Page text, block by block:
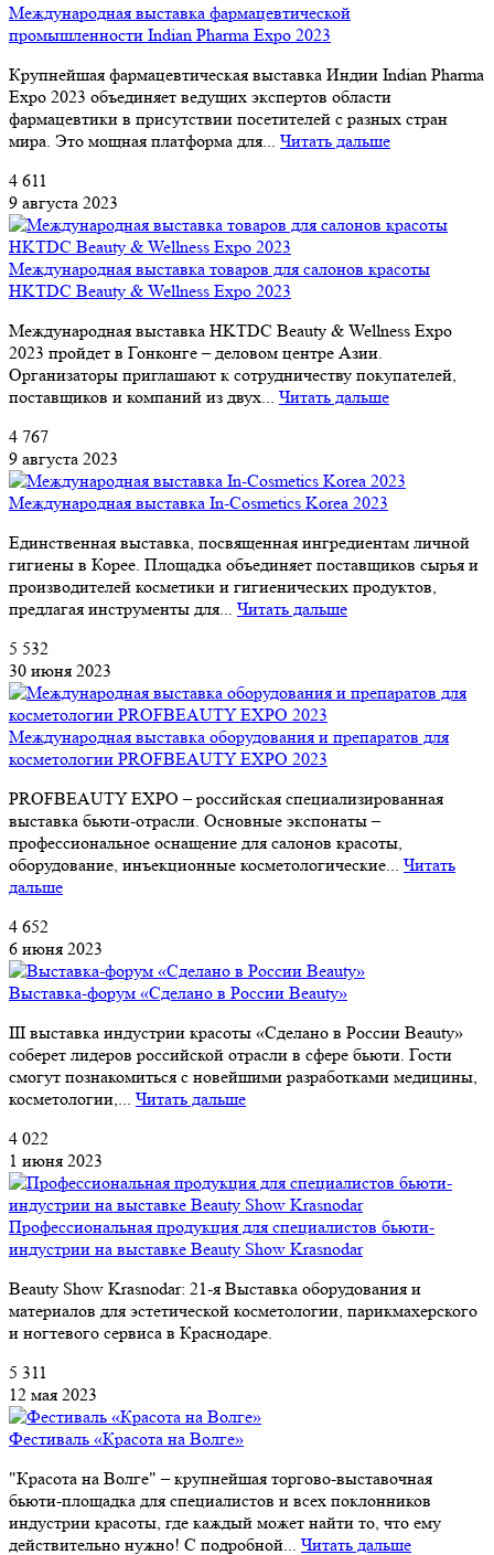
Международная выставка фармацевтической
промышленности Indian Pharma Expo 2023
Крупнейшая фармацевтическая выставка Индии Indian Pharma
Expo 2023 объединяет ведущих экспертов области
фармацевтики в присутствии посетителей с разных стран
мира. Это мощная платформа для... Читать дальше
4 611
9 августа 2023
Международная выставка товаров для салонов красоты
HKTDC Beauty & Wellness Expo 2023
Международная выставка HKTDC Beauty & Wellness Expo
2023 пройдет в Гонконге – деловом центре Азии.
Организаторы приглашают к сотрудничеству покупателей,
поставщиков и компаний из двух... Читать дальше
4 767
9 августа 2023
Международная выставка In-Cosmetics Korea 2023
Единственная выставка, посвященная ингредиентам личной
гигиены в Корее. Площадка объединяет поставщиков сырья и
производителей косметики и гигиенических продуктов,
предлагая инструменты для... Читать дальше
5 532
30 июня 2023
Международная выставка оборудования и препаратов для
косметологии PROFBEAUTY EXPO 2023
PROFBEAUTY EXPO – российская специализированная
выставка бьюти-отрасли. Основные экспонаты –
профессиональное оснащение для салонов красоты,
оборудование, инъекционные косметологические... Читать
дальше
4 652
6 июня 2023
Выставка-форум «Сделано в России Beauty»
III выставка индустрии красоты «Сделано в России Beauty»
соберет лидеров российской отрасли в сфере бьюти. Гости
смогут познакомиться с новейшими разработками медицины,
косметологии,... Читать дальше
4 022
1 июня 2023
Профессиональная продукция для специалистов бьюти-
индустрии на выставке Beauty Show Krasnodar
Beauty Show Krasnodar: 21-я Выставка оборудования и
материалов для эстетической косметологии, парикмахерского
и ногтевого сервиса в Краснодаре.
5 311
12 мая 2023
Фестиваль «Красота на Волге»
"Красота на Волге" – крупнейшая торгово-выставочная
бьюти-площадка для специалистов и всех поклонников
индустрии красоты, где каждый может найти то, что ему
действительно нужно! С подробной... Читать дальше